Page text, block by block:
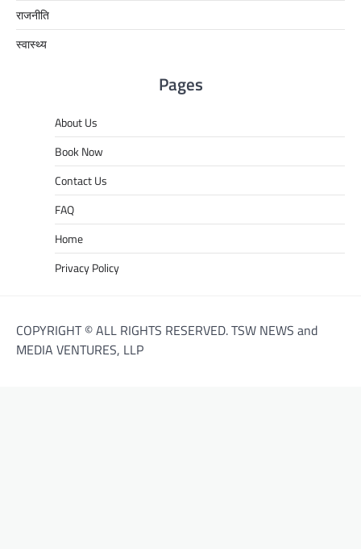
राजनीति
स्वास्थ्य
Pages
About Us
Book Now
Contact Us
FAQ
Home
Privacy Policy
COPYRIGHT © ALL RIGHTS RESERVED. TSW NEWS and
MEDIA VENTURES, LLP